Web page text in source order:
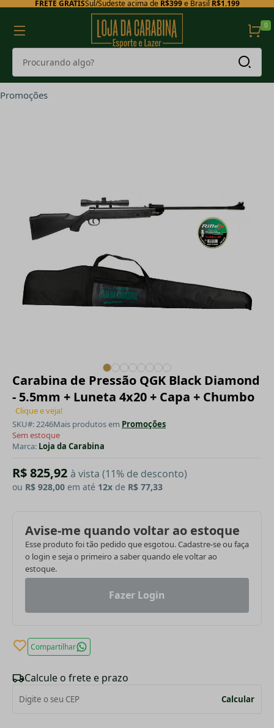
FRETE GRÁTISSul/Sudeste acima de R$399e Brasil R$1.199
0
Promoções
Carabina de Pressão QGK Black Diamond
- 5.5mm + Luneta 4x20 + Capa + Chumbo
Clique e veja!
SKU#: 2246Mais produtos em Promoções
Sem estoque
Marca: Loja da Carabina
R$ 825,92 à vista (11% de desconto)
ou R$ 928,00 em até 12x de R$ 77,33
Avise-me quando voltar ao estoque
Esse produto foi tão pedido que esgotou. Cadastre-se ou faça
o login e seja o primeiro a saber quando ele voltar ao
estoque.
Fazer Login
Compartilhar
Calcule o frete e prazo
Calcular